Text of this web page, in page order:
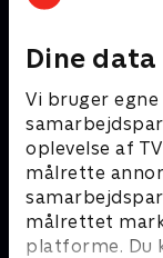
Dine
Vi bruger
oplevelse af
målrette
målrettet
platforme. Du
Gurli Gris
Børneserier • 4